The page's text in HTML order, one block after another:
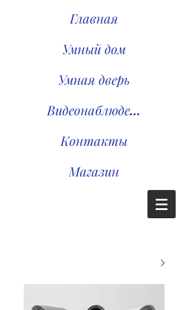
Главная
Умный дом
Умная дверь
Видеонаблюдение
Контакты
Магазин